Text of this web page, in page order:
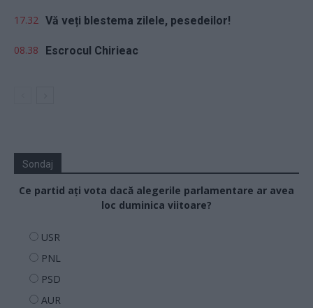
17.32 Vă veți blestema zilele, pesedeilor!
08.38 Escrocul Chirieac
Sondaj
Ce partid ați vota dacă alegerile parlamentare ar avea
loc duminica viitoare?
USR
PNL
PSD
AUR